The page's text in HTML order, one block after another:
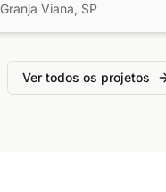
Granja Viana, SP
Ver todos os projetos